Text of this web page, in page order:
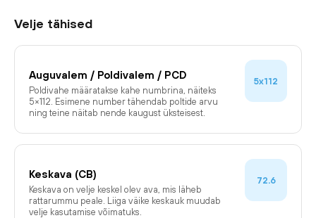
Velje tähised
Auguvalem / Poldivalem / PCD
Poldivahe määratakse kahe numbrina, näiteks
5×112. Esimene number tähendab poltide arvu
ning teine näitab nende kaugust üksteisest.
5x112
Keskava (CB)
Keskava on velje keskel olev ava, mis läheb
rattarummu peale. Liiga väike keskauk muudab
velje kasutamise võimatuks.
72.6